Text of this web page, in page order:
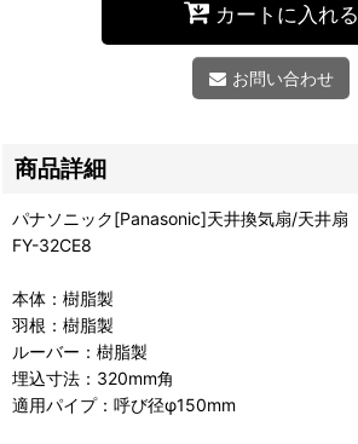
カートに入れる
お問い合わせ
商品詳細
パナソニック[Panasonic]天井換気扇/天井扇
FY-32CE8
本体：樹脂製
羽根：樹脂製
ルーバー：樹脂製
埋込寸法：320mm角
適用パイプ：呼び径φ150mm